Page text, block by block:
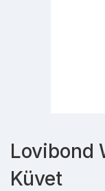
Lovibond
Küvet